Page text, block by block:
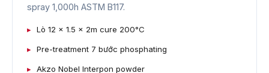
spray 1,000h ASTM B117.
Lò 12 × 1.5 × 2m cure 200°C
Pre-treatment 7 bước phosphating
Akzo Nobel Interpon powder